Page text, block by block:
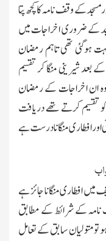
وقف نامہ کا کچھ پتا
کے ضروری اخراجات میں
ہوگئی تھی تاہم رمضان
شیرینی منگا کر تقسیم
ان اخراجات کے رمضان
تقسیم کرتے تھے دریافت
افطاری منگانا درست ہے
افطاری منگانا جائز ہے
نامہ کے شرائط کے مطابق
تو متولیان سابق کے تعامل